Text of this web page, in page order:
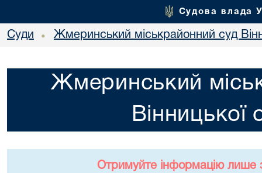
Судова влада
Суди • Жмеринський міськрайонний суд
Жмеринський
Вінницької
Отримуйте інформацію лише